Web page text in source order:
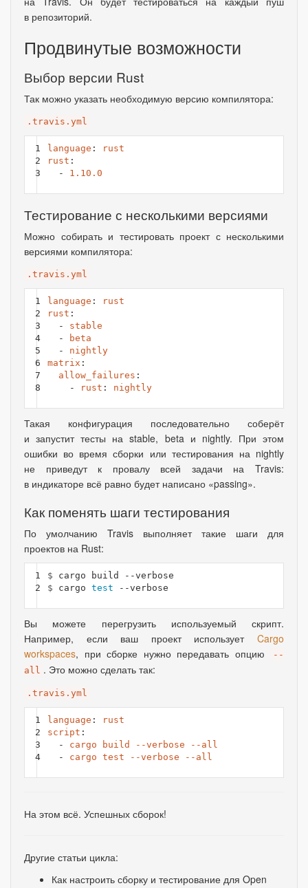
в репозиторий.
Продвинутые возможности
Выбор версии Rust
Так можно указать необходимую версию компилятора:
.travis.yml
1
2
3
language :
rust
rust :
-
1.10.0
Тестирование с несколькими версиями
Можно собирать и тестировать проект с несколькими
версиями компилятора:
.travis.yml
1
2
3
4
5
6
7
8
language :
rust
rust :
-
stable
-
beta
-
nightly
matrix :
allow_failures :
-
rust : nightly
Такая конфигурация последовательно соберёт
и запустит тесты на stable, beta и nightly. При этом
ошибки во время сборки или тестирования на nightly
не приведут к провалу всей задачи на Travis:
в индикаторе всё равно будет написано «passing».
Как поменять шаги тестирования
По умолчанию Travis выполняет такие шаги для
проектов на Rust:
1
2
$
$ cargo test
Вы можете перегрузить используемый скрипт.
Например, если ваш проект используетCargo
workspaces, при сборке нужно передавать опцию
--
all . Это можно сделать так:
.travis.yml
1
2
3
4
language :
rust
script :
-
cargo build --verbose --all
-
cargo test --verbose --all
На этом всё. Успешных сборок!
Другие статьи цикла:
Как настроить сборку и тестирование для Open